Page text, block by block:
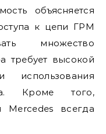
объясняется
к цепи ГРМ
множество
требует высокой
использования
Кроме того,
Mercedes всегда